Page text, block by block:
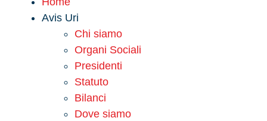
Avis Uri
Chi siamo
Organi Sociali
Presidenti
Statuto
Bilanci
Dove siamo